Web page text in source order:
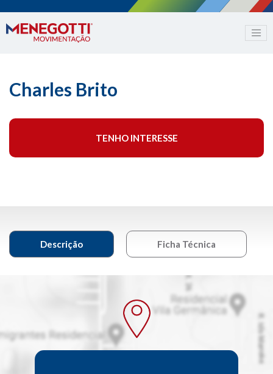
Charles Brito
TENHO INTERESSE
Descrição Ficha Técnica